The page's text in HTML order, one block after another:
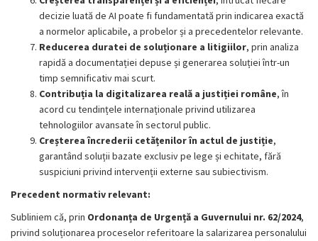
decizie luată de AI poate fi fundamentată prin indicarea exactă
a normelor aplicabile, a probelor și a precedentelor relevante.
Reducerea duratei de soluționare a litigiilor, prin analiza
rapidă a documentației depuse și generarea soluției într-un
timp semnificativ mai scurt.
Contribuția la digitalizarea reală a justiției române, în
acord cu tendințele internaționale privind utilizarea
tehnologiilor avansate în sectorul public.
Creșterea încrederii cetățenilor în actul de justiție,
garantând soluții bazate exclusiv pe lege și echitate, fără
suspiciuni privind intervenții externe sau subiectivism.
Precedent normativ relevant:
Subliniem că, prin Ordonanța de Urgență a Guvernului nr. 62/2024,
privind soluționarea proceselor referitoare la salarizarea personalului